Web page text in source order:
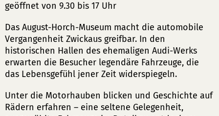
geöffnet von 9.30 bis 17 Uhr
Das August-Horch-Museum macht die automobile
Vergangenheit Zwickaus greifbar. In den
historischen Hallen des ehemaligen Audi-Werks
erwarten die Besucher legendäre Fahrzeuge, die
das Lebensgefühl jener Zeit widerspiegeln.
Unter die Motorhauben blicken und Geschichte auf
Rädern erfahren – eine seltene Gelegenheit,